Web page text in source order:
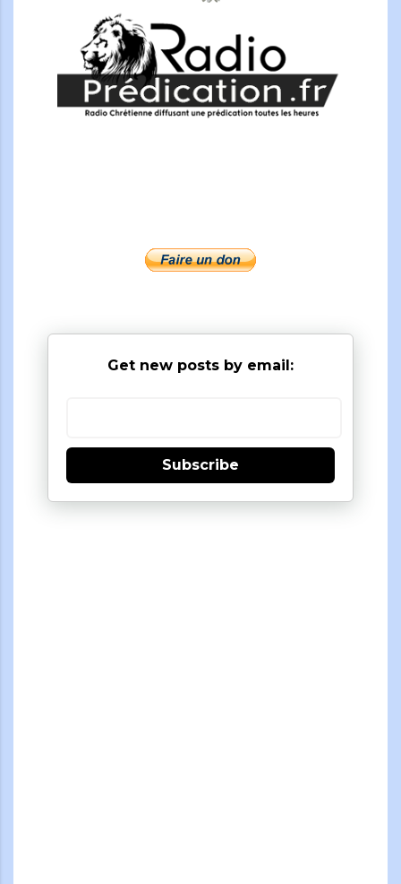
Get new posts by email:
Subscribe